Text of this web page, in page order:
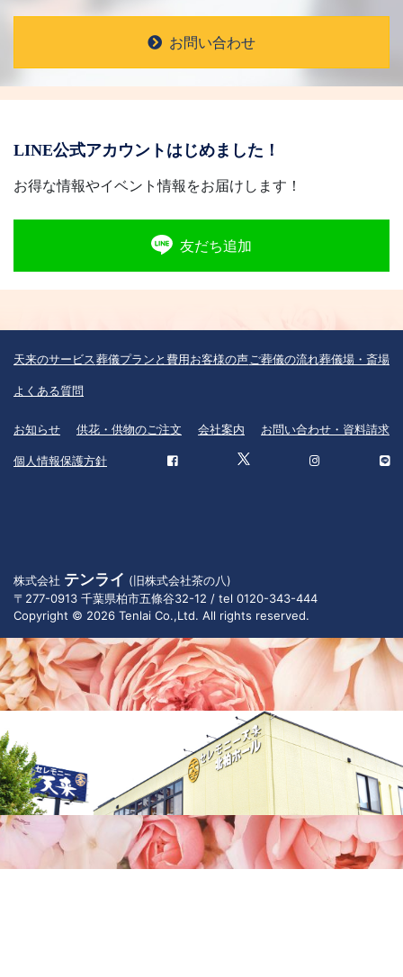
お問い合わせ
LINE公式アカウントはじめました！
お得な情報やイベント情報をお届けします！
友だち追加
天来のサービス葬儀プランと費用お客様の声 ご葬儀の流れ葬儀場・斎場
よくある質問
お知らせ 供花・供物のご注文 会社案内 お問い合わせ・資料請求
個人情報保護方針
株式会社 テンライ (旧株式会社茶の八)
〒277-0913 千葉県柏市五條谷32-12 / tel 0120-343-444
Copyright © 2026 Tenlai Co.,Ltd. All rights reserved.